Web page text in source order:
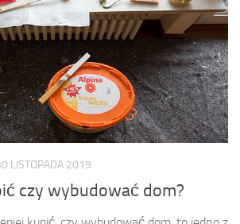
LISTOPADA 2019
czy wybudować dom?